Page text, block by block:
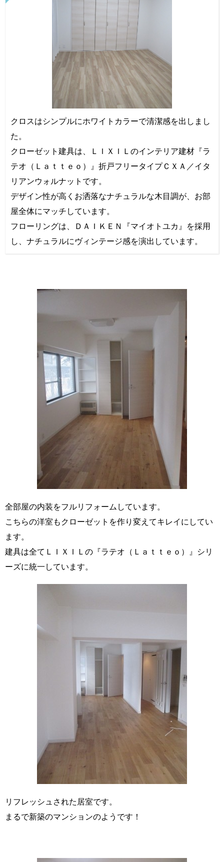
クロスはシンプルにホワイトカラーで清潔感を出しまし
た。
クローゼット建具は、ＬＩＸＩＬのインテリア建材『ラ
テオ（Ｌａｔｔｅｏ）』折戸フリータイプＣＸＡ／イタ
リアンウォルナットです。
デザイン性が高くお洒落なナチュラルな木目調が、お部
屋全体にマッチしています。
フローリングは、ＤＡＩＫＥＮ『マイオトユカ』を採用
し、ナチュラルにヴィンテージ感を演出しています。
全部屋の内装をフルリフォームしています。
こちらの洋室もクローゼットを作り変えてキレイにしてい
ます。
建具は全てＬＩＸＩＬの『ラテオ（Ｌａｔｔｅｏ）』シリ
ーズに統一しています。
リフレッシュされた居室です。
まるで新築のマンションのようです！